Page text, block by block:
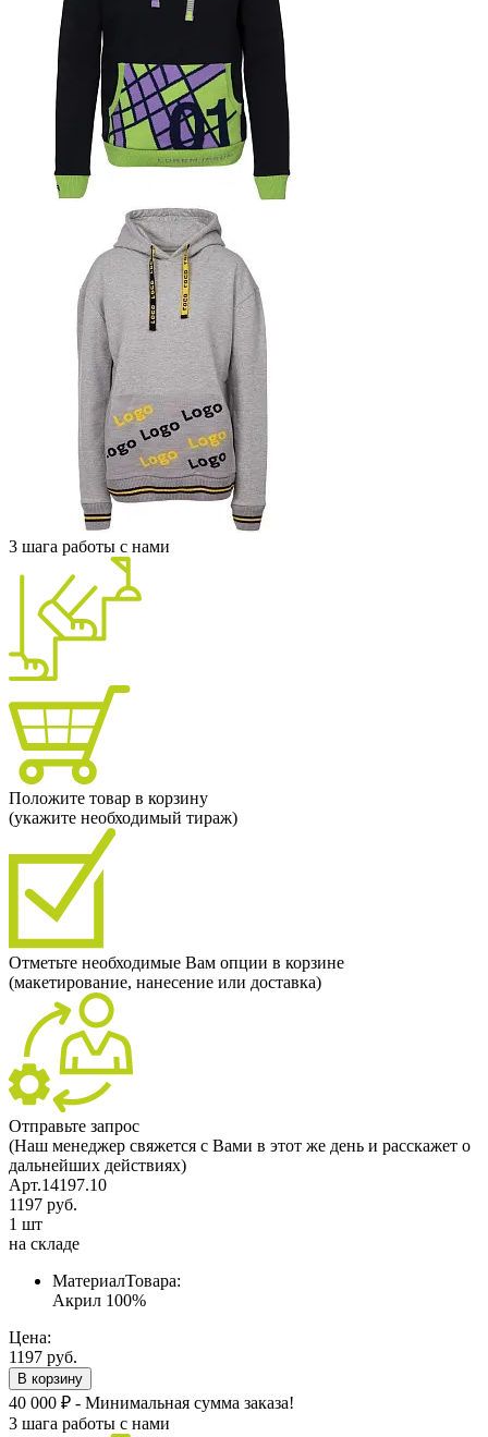
3 шага работы с нами
Положите товар в корзину
(укажите необходимый тираж)
Отметьте необходимые Вам опции в корзине
(макетирование, нанесение или доставка)
Отправьте запрос
(Наш менеджер свяжется с Вами в этот же день и расскажет о
дальнейших действиях)
Арт.14197.10
1197 руб.
1 шт
на складе
МатериалТовара:
Акрил 100%
Цена:
1197 руб.
В корзину
40 000 ₽ - Минимальная сумма заказа!
3 шага работы с нами